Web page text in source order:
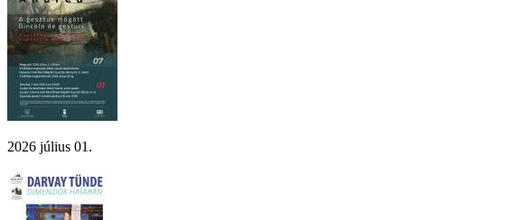
2026 július 01.